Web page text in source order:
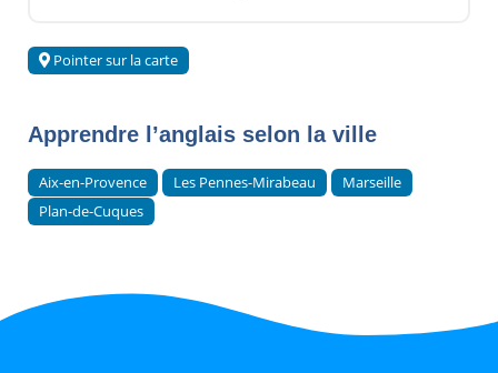
Pointer sur la carte
Apprendre l’anglais selon la ville
Aix-en-Provence Les Pennes-Mirabeau
Marseille
Plan-de-Cuques